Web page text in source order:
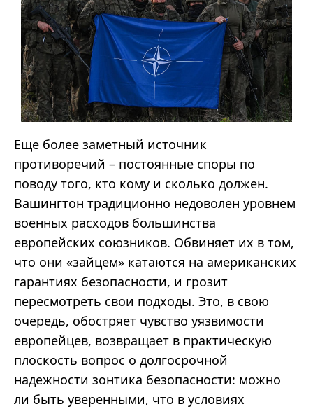
Еще более заметный источник
противоречий – постоянные споры по
поводу того, кто кому и сколько должен.
Вашингтон традиционно недоволен уровнем
военных расходов большинства
европейских союзников. Обвиняет их в том,
что они «зайцем» катаются на американских
гарантиях безопасности, и грозит
пересмотреть свои подходы. Это, в свою
очередь, обостряет чувство уязвимости
европейцев, возвращает в практическую
плоскость вопрос о долгосрочной
надежности зонтика безопасности: можно
ли быть уверенными, что в условиях